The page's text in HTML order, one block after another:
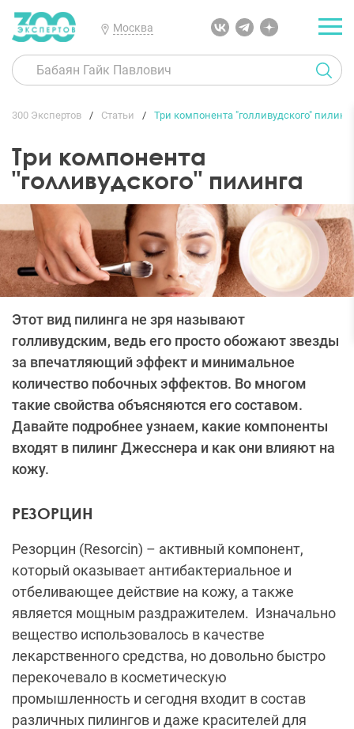
Москва
300 Экспертов Статьи Три компонента "голливудского"
Три компонента
"голливудского" пилинга
Этот вид пилинга не зря называют
голливудским, ведь его просто обожают звезды
за впечатляющий эффект и минимальное
количество побочных эффектов. Во многом
такие свойства объясняются его составом.
Давайте подробнее узнаем, какие компоненты
входят в пилинг Джесснера и как они влияют на
кожу.
РЕЗОРЦИН
Резорцин (Resorcin) – активный компонент,
который оказывает антибактериальное и
отбеливающее действие на кожу, а также
является мощным раздражителем. Изначально
вещество использовалось в качестве
лекарственного средства, но довольно быстро
перекочевало в косметическую
промышленность и сегодня входит в состав
различных пилингов и даже красителей для